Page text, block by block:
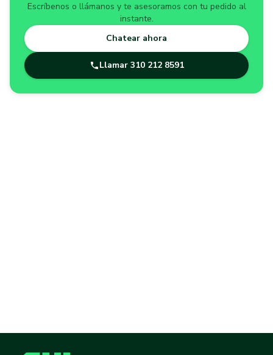
Escríbenos o llámanos y te asesoramos con tu pedido al
instante.
Chatear ahora
Llamar 310 212 8591